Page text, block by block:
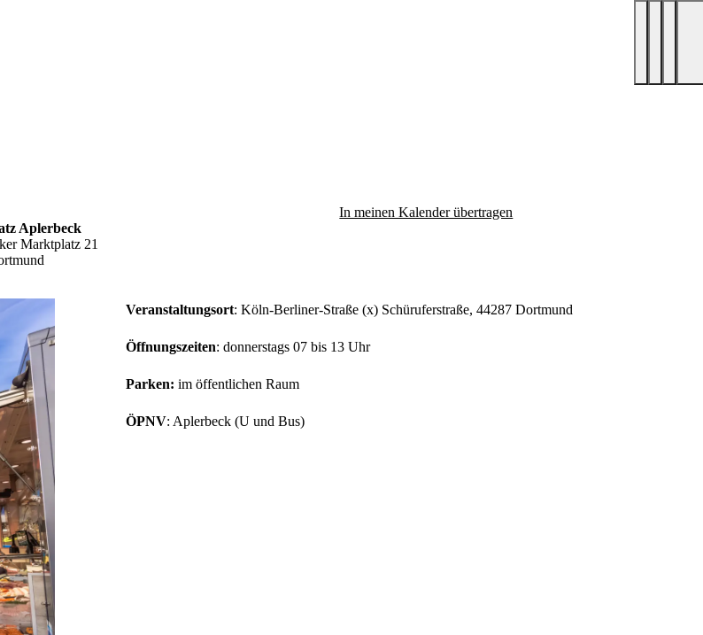
Aplerbeck
Marktplatz 21
In meinen Kalender übertragen
Veranstaltungsort: Köln-Berliner-Straße (x) Schüruferstraße, 44287 Dortmund
Öffnungszeiten: donnerstags 07 bis 13 Uhr
Parken: im öffentlichen Raum
ÖPNV: Aplerbeck (U und Bus)